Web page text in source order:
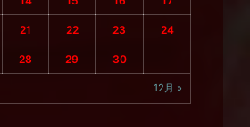
21 22 23 24
28 29 30
12月 »